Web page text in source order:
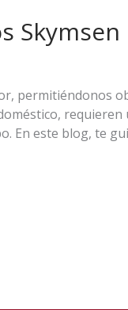
Skymsen
permitiéndonos
requieren
En este blog, te